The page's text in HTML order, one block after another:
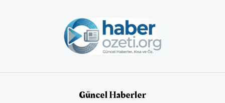
Güncel Haberler